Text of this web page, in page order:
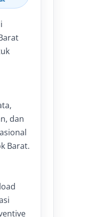
dan
Barat.